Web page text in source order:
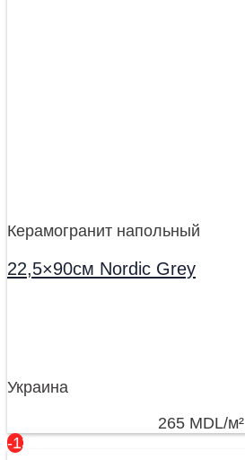
Керамогранит напольный
22,5×90см Nordic Grey
Украина
265 MDL/м²
-13%